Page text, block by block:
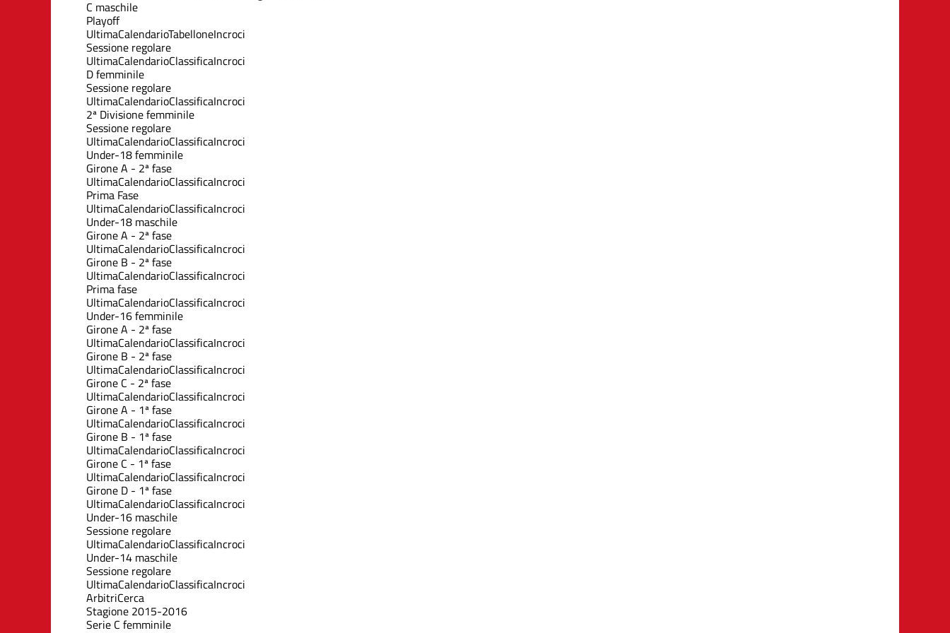
C maschile
Playoff
UltimaCalendarioTabelloneIncroci
Sessione regolare
UltimaCalendarioClassificaIncroci
D femminile
Sessione regolare
UltimaCalendarioClassificaIncroci
2ª Divisione femminile
Sessione regolare
UltimaCalendarioClassificaIncroci
Under-18 femminile
Girone A - 2ª fase
UltimaCalendarioClassificaIncroci
Prima Fase
UltimaCalendarioClassificaIncroci
Under-18 maschile
Girone A - 2ª fase
UltimaCalendarioClassificaIncroci
Girone B - 2ª fase
UltimaCalendarioClassificaIncroci
Prima fase
UltimaCalendarioClassificaIncroci
Under-16 femminile
Girone A - 2ª fase
UltimaCalendarioClassificaIncroci
Girone B - 2ª fase
UltimaCalendarioClassificaIncroci
Girone C - 2ª fase
UltimaCalendarioClassificaIncroci
Girone A - 1ª fase
UltimaCalendarioClassificaIncroci
Girone B - 1ª fase
UltimaCalendarioClassificaIncroci
Girone C - 1ª fase
UltimaCalendarioClassificaIncroci
Girone D - 1ª fase
UltimaCalendarioClassificaIncroci
Under-16 maschile
Sessione regolare
UltimaCalendarioClassificaIncroci
Under-14 maschile
Sessione regolare
UltimaCalendarioClassificaIncroci
ArbitriCerca
Stagione 2015-2016
Serie C femminile